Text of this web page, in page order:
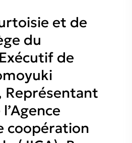
et de
du
de
Représentant
coopération